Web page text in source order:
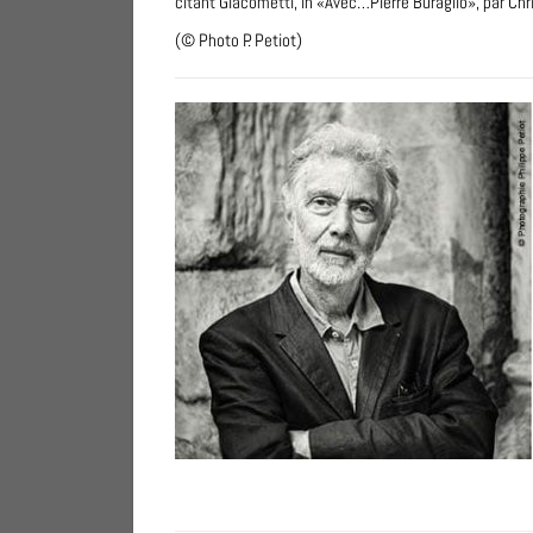
(© Photo P. Petiot)